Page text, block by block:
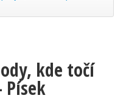
kde točí
Písek